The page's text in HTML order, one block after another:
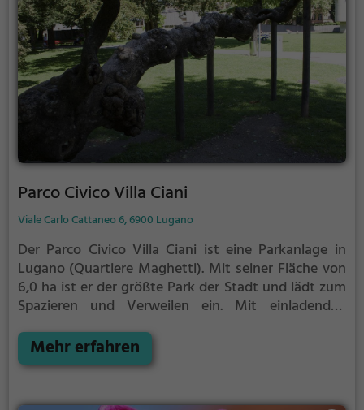
Parco Civico Villa Ciani
Viale Carlo Cattaneo 6, 6900 Lugano
Der Parco Civico Villa Ciani ist eine Parkanlage in
Lugano (Quartiere Maghetti). Mit seiner Fläche von
6,0 ha ist er der größte Park der Stadt und lädt zum
Spazieren und Verweilen ein. Mit einladenden
größte Park der Schweiz zahlreiche Möglichkeiten
zur Entspannung.
Mehr erfahren